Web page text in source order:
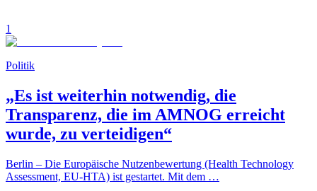
1
Politik
„Es ist weiterhin notwendig, die
Transparenz, die im AMNOG erreicht
wurde, zu verteidigen“
Berlin – Die Europäische Nutzenbewertung (Health Technology
Assessment, EU-HTA) ist gestartet. Mit dem …